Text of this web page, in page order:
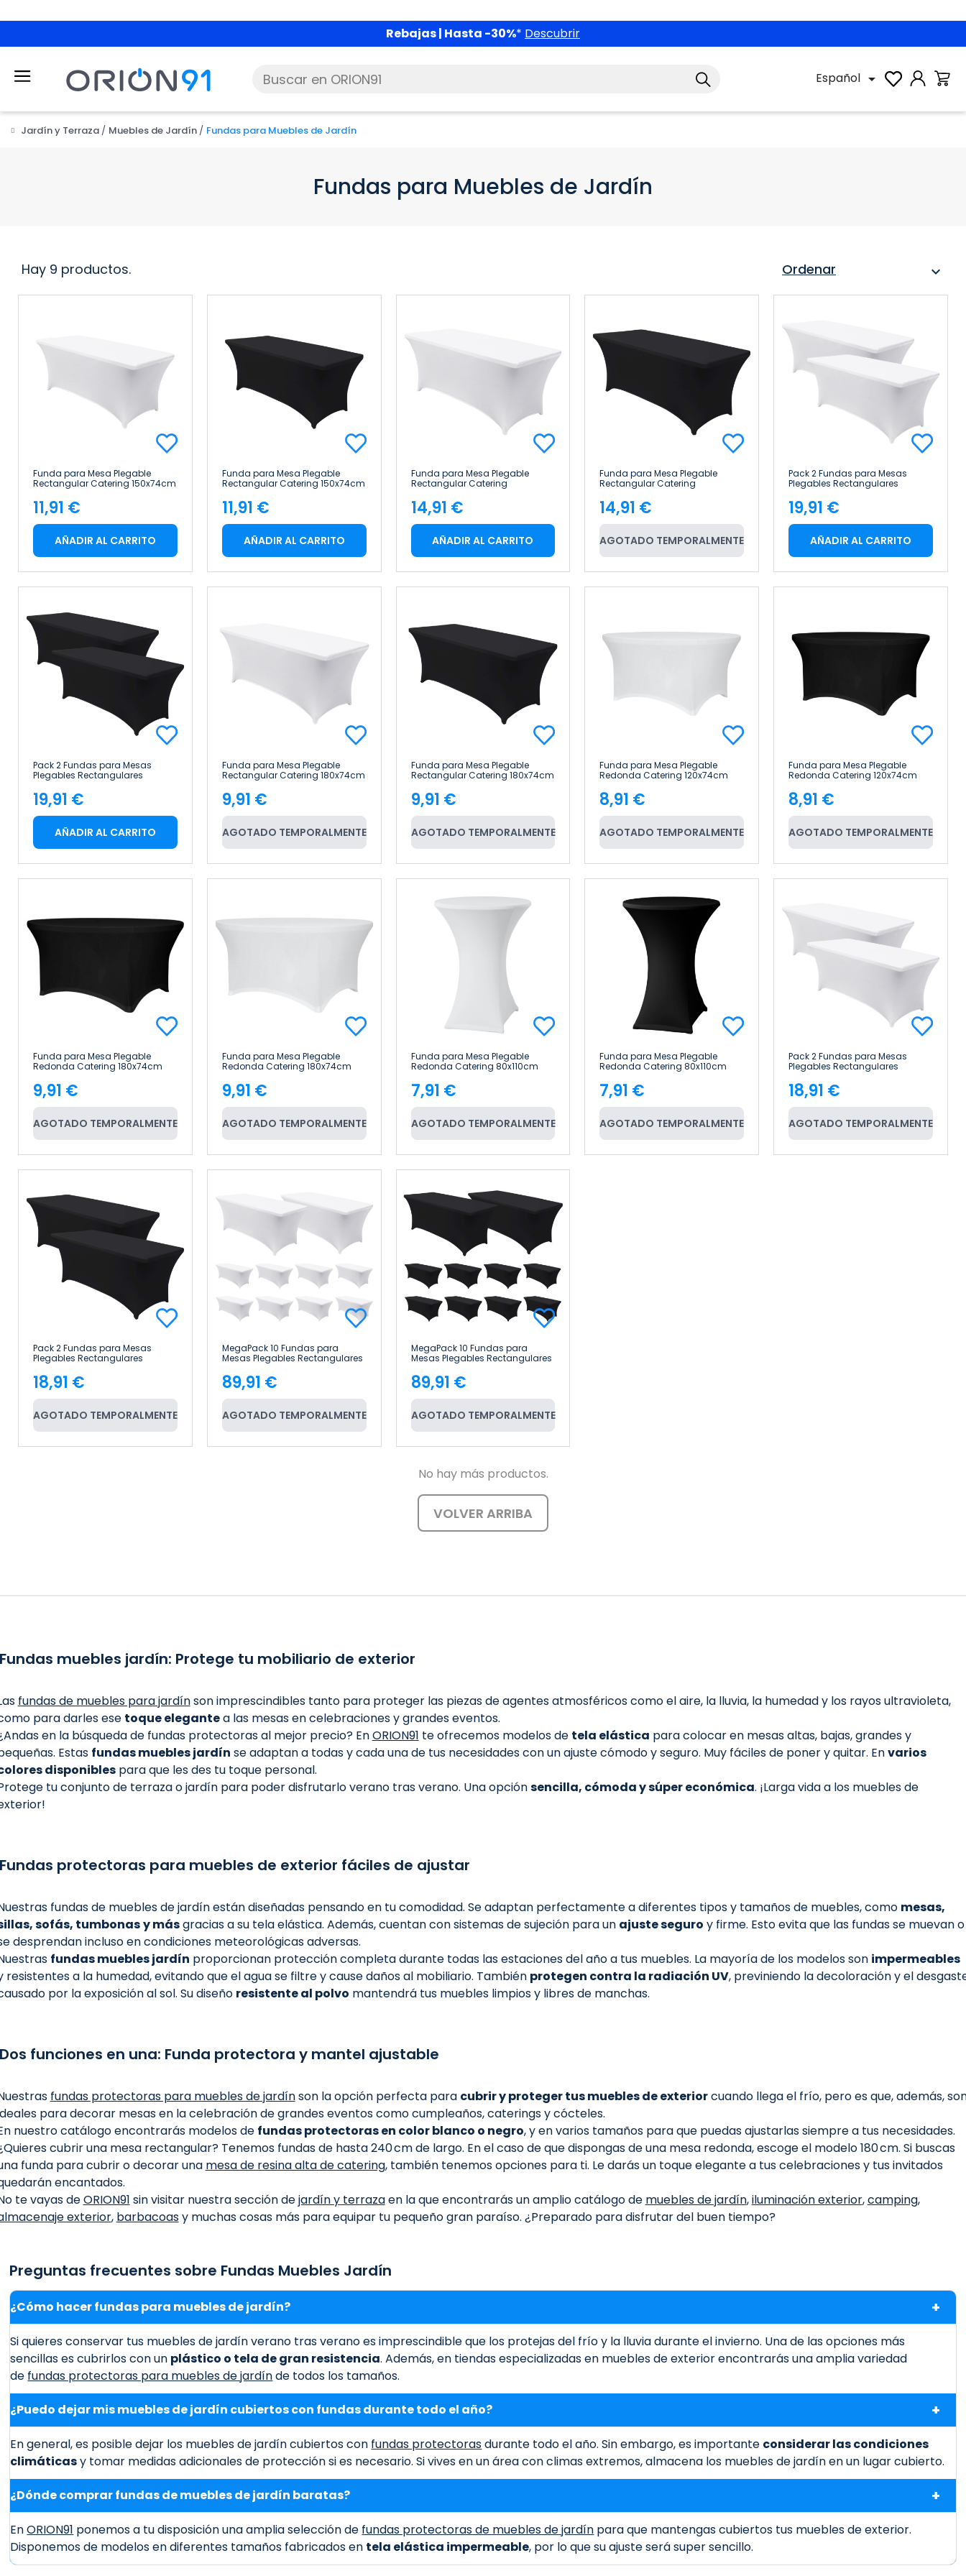
Rebajas | Hasta -30%* Descubrir
Español 
Jardín y Terraza Muebles de Jardín Fundas para Muebles de Jardín
Fundas para Muebles de Jardín
Hay 9 productos. Ordenar expand_more
Funda para Mesa Plegable
Rectangular Catering 150x74cm
Precio
11,91 €
AÑADIR AL CARRITO
Funda para Mesa Plegable
Rectangular Catering 150x74cm
Precio
11,91 €
AÑADIR AL CARRITO
Funda para Mesa Plegable
Rectangular Catering
Precio
14,91 €
AÑADIR AL CARRITO
Funda para Mesa Plegable
Rectangular Catering
Precio
14,91 €
AGOTADO TEMPORALMENTE
Pack 2 Fundas para Mesas
Plegables Rectangulares
Precio
19,91 €
AÑADIR AL CARRITO
Pack 2 Fundas para Mesas
Plegables Rectangulares
Precio
19,91 €
AÑADIR AL CARRITO
Funda para Mesa Plegable
Rectangular Catering 180x74cm
Precio
9,91 €
AGOTADO TEMPORALMENTE
Funda para Mesa Plegable
Rectangular Catering 180x74cm
Precio
9,91 €
AGOTADO TEMPORALMENTE
Funda para Mesa Plegable
Redonda Catering 120x74cm
Precio
8,91 €
AGOTADO TEMPORALMENTE
Funda para Mesa Plegable
Redonda Catering 120x74cm
Precio
8,91 €
AGOTADO TEMPORALMENTE
Funda para Mesa Plegable
Redonda Catering 180x74cm
Precio
9,91 €
AGOTADO TEMPORALMENTE
Funda para Mesa Plegable
Redonda Catering 180x74cm
Precio
9,91 €
AGOTADO TEMPORALMENTE
Funda para Mesa Plegable
Redonda Catering 80x110cm
Precio
7,91 €
AGOTADO TEMPORALMENTE
Funda para Mesa Plegable
Redonda Catering 80x110cm
Precio
7,91 €
AGOTADO TEMPORALMENTE
Pack 2 Fundas para Mesas
Plegables Rectangulares
Precio
18,91 €
AGOTADO TEMPORALMENTE
Pack 2 Fundas para Mesas
Plegables Rectangulares
Precio
18,91 €
AGOTADO TEMPORALMENTE
MegaPack 10 Fundas para
Mesas Plegables Rectangulares
Precio
89,91 €
AGOTADO TEMPORALMENTE
MegaPack 10 Fundas para
Mesas Plegables Rectangulares
Precio
89,91 €
AGOTADO TEMPORALMENTE
No hay más productos.
VOLVER ARRIBA
muebles jardín: Protege tu mobiliario de exterior
fundas de muebles para jardínson imprescindibles tanto para proteger las piezas de agentes atmosféricos como el aire, la lluvia, la humedad y los rayos ultravioleta,
para darles ese toque elegantea las mesas en celebraciones y grandes eventos.
en la búsqueda de fundas protectoras al mejor precio? EnORION91 te ofrecemos modelos de tela elástica para colocar en mesas altas, bajas, grandes y
Estas fundas muebles jardín se adaptan a todas y cada una de tus necesidades con un ajuste cómodo y seguro. Muy fáciles de poner y quitar. Envarios
disponiblespara que les des tu toque personal.
tu conjunto de terraza o jardín para poder disfrutarlo verano tras verano. Una opciónsencilla, cómoda y súper económica. ¡Larga vida a los muebles de
protectoras para muebles de exterior fáciles de ajustar
fundas de muebles de jardín están diseñadas pensando en tu comodidad. Se adaptan perfectamente a diferentes tipos y tamaños de muebles, como mesas,
sofás, tumbonasy másgracias a su tela elástica. Además, cuentan con sistemas de sujeción para un ajuste seguro y firme. Esto evita que las fundas se muevan o
desprendan incluso en condiciones meteorológicas adversas.
fundas muebles jardín proporcionan protección completa durante todas las estaciones del año a tus muebles. La mayoría de los modelos son impermeables
resistentes a la humedad, evitando que el agua se filtre y cause daños al mobiliario. También protegen contra la radiación UV, previniendo la decoloración y el
por la exposición al sol. Su diseño resistente al polvo mantendrá tus muebles limpios y libres de manchas.
funciones en una: Funda protectora y mantel ajustable
fundas protectoras para muebles de jardínson la opción perfecta para cubrir y proteger tus muebles de exteriorcuando llega el frío, pero es que, además,
para decorar mesas en la celebración de grandes eventos como cumpleaños, caterings y cócteles.
nuestro catálogo encontrarás modelos de fundas protectoras en color blanco o negro, y en varios tamaños para que puedas ajustarlas siempre a tus necesidades.
cubrir una mesa rectangular? Tenemos fundas de hasta 240 cm de largo. En el caso de que dispongas de una mesa redonda, escoge el modelo 180 cm. Si buscas
funda para cubrir o decorar una mesa de resina alta de catering, también tenemos opciones para ti. Le darás un toque elegante a tus celebraciones y tus invitados
encantados.
te vayas deORION91 sin visitar nuestra sección dejardín y terrazaen la que encontrarás un amplio catálogo de muebles de jardín,iluminación exterior,camping,
exterior, barbacoasy muchas cosas más para equipar tu pequeño gran paraíso. ¿Preparado para disfrutar del buen tiempo?
Preguntas frecuentes sobre Fundas Muebles Jardín
¿Cómo hacer fundas para muebles de jardín?
Si quieres conservar tus muebles de jardín verano tras verano es imprescindible que los protejas del frío y la lluvia durante el invierno. Una de las opciones más
sencillas es cubrirlos con un plástico o tela de gran resistencia. Además, en tiendas especializadas en muebles de exterior encontrarás una amplia variedad
de fundas protectoras para muebles de jardínde todos los tamaños.
¿Puedo dejar mis muebles de jardín cubiertos con fundas durante todo el año?
En general, es posible dejar los muebles de jardín cubiertos con fundas protectorasdurante todo el año. Sin embargo, es importante considerar las condiciones
climáticasy tomar medidas adicionales de protección si es necesario. Si vives en un área con climas extremos, almacena los muebles de jardín en un lugar cubierto.
¿Dónde comprar fundas de muebles de jardín baratas?
EnORION91 ponemos a tu disposición una amplia selección de fundas protectoras de muebles de jardín para que mantengas cubiertos tus muebles de exterior.
Disponemos de modelos en diferentes tamaños fabricados en tela elástica impermeable, por lo que su ajuste será super sencillo.